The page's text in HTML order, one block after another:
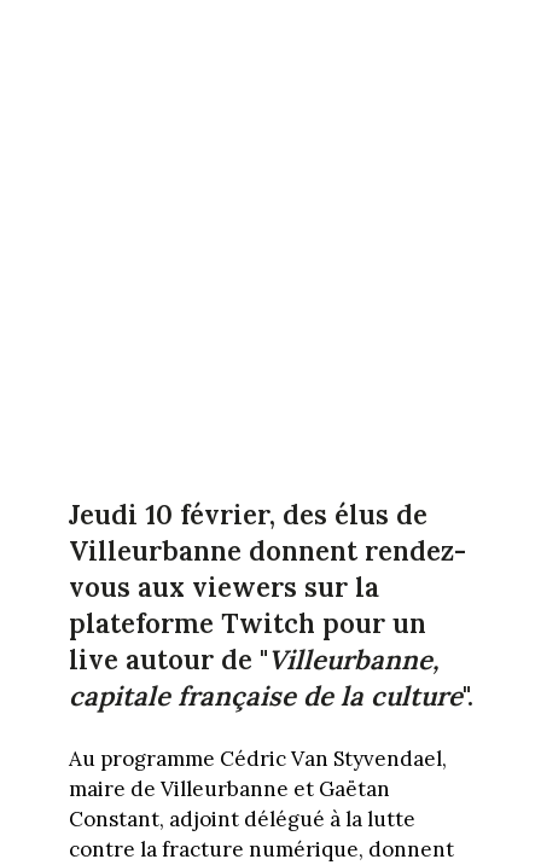
Jeudi 10 février, des élus de
Villeurbanne donnent rendez-
vous aux viewers sur la
plateforme Twitch pour un
live autour de "Villeurbanne,
capitale française de la culture".
Au programme Cédric Van Styvendael,
maire de Villeurbanne et Gaëtan
Constant, adjoint délégué à la lutte
contre la fracture numérique, donnent